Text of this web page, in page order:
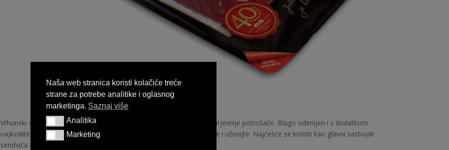
Naša web stranica koristi kolačiće treće
strane za potrebe analitike i oglasnog
marketinga. Saznaj više
AnalitikaAnalitika
MarketingMarketing
Vrhunski suhomesnati proizvod napravljen kako bi zadovoljio i najzahtjevnije potrošače. Blago odimljen i s dodatkom
najkvalitetnijih začina brzo je spreman za konzumaciju, samo narežite i uživajte. Najčešće se koristi kao glavni sastojak
sendviča ali ga možete dodati i u razne salate ili na pizzu.